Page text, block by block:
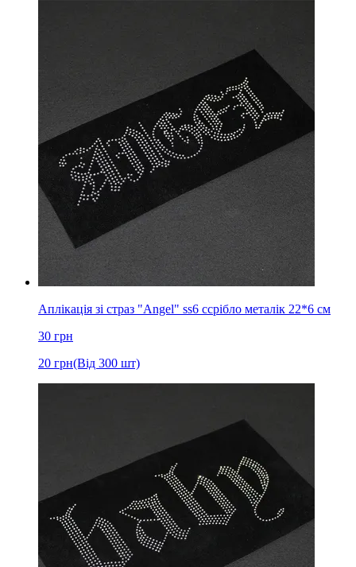
Аплікація зі страз "Angel" ss6 cсрібло металік 22*6 см
30 грн
20 грн(Від 300 шт)